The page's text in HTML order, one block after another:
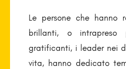
Le persone che hanno
brillanti, o
gratificanti, i leader nei
vita, hanno dedicato